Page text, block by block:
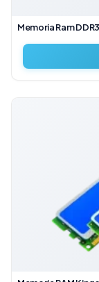
Memoria Ram